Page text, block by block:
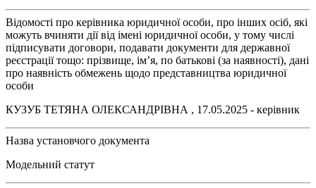
Відомості про керівника юридичної особи, про інших осіб, які
можуть вчиняти дії від імені юридичної особи, у тому числі
підписувати договори, подавати документи для державної
реєстрації тощо: прізвище, ім’я, по батькові (за наявності), дані
про наявність обмежень щодо представництва юридичної
особи
КУЗУБ ТЕТЯНА ОЛЕКСАНДРІВНА , 17.05.2025 - керівник
Назва установчого документа
Модельний статут